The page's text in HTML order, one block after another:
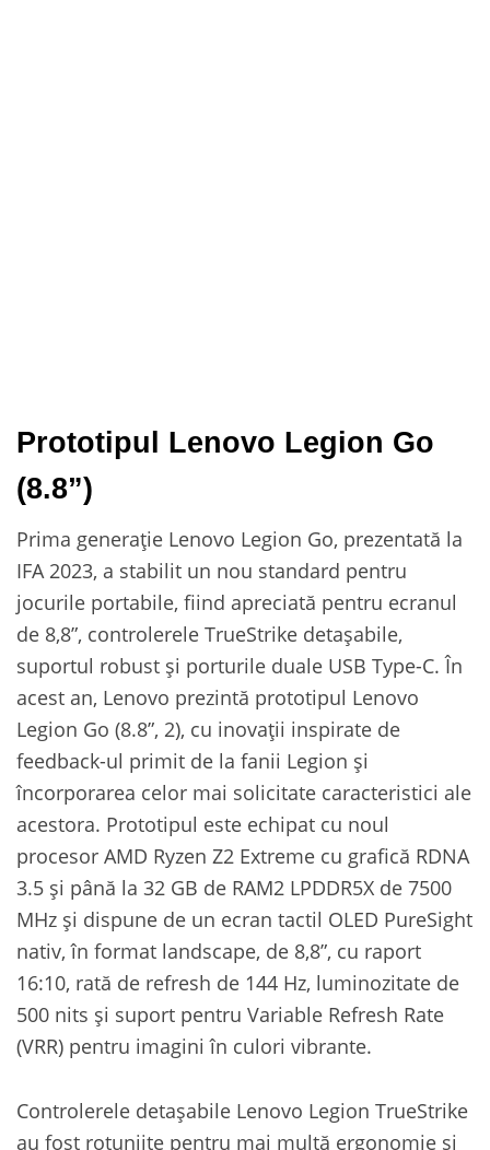
Prototipul Lenovo Legion Go
(8.8”)
Prima generație Lenovo Legion Go, prezentată la
IFA 2023, a stabilit un nou standard pentru
jocurile portabile, fiind apreciată pentru ecranul
de 8,8”, controlerele TrueStrike detașabile,
suportul robust și porturile duale USB Type-C. În
acest an, Lenovo prezintă prototipul Lenovo
Legion Go (8.8”, 2), cu inovații inspirate de
feedback-ul primit de la fanii Legion și
încorporarea celor mai solicitate caracteristici ale
acestora. Prototipul este echipat cu noul
procesor AMD Ryzen Z2 Extreme cu grafică RDNA
3.5 și până la 32 GB de RAM2 LPDDR5X de 7500
MHz și dispune de un ecran tactil OLED PureSight
nativ, în format landscape, de 8,8”, cu raport
16:10, rată de refresh de 144 Hz, luminozitate de
500 nits și suport pentru Variable Refresh Rate
(VRR) pentru imagini în culori vibrante.
Controlerele detașabile Lenovo Legion TrueStrike
au fost rotunjite pentru mai multă ergonomie și